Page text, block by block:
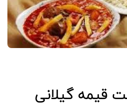
قیمه گیلانی